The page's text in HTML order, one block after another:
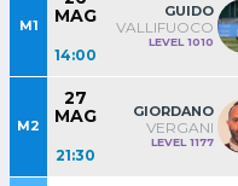
M1
MAG
14:00
GUIDO
VALLIFUOCO
LEVEL 1010
M2
27
MAG
21:30
GIORDANO
VERGANI
LEVEL 1177